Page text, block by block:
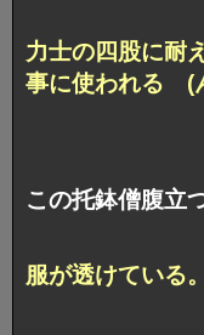
力士の四股に耐
事に使われる (
この托鉢僧腹立
服が透けてい